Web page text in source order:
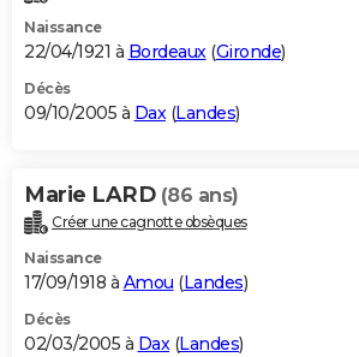
Naissance
22/04/1921 à Bordeaux (Gironde)
Décès
09/10/2005 à Dax (Landes)
Marie LARD (86 ans)
Créer une cagnotte obsèques
Naissance
17/09/1918 à Amou (Landes)
Décès
02/03/2005 à Dax(Landes)